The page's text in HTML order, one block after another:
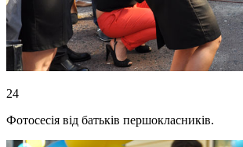
24
Фотосесія від батьків першокласників.